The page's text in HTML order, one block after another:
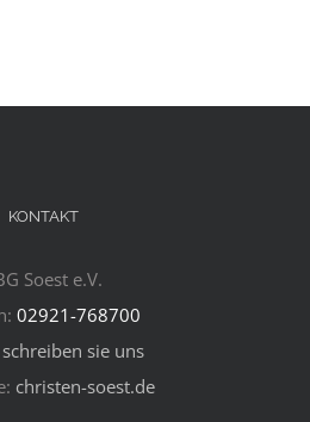
KONTAKT
Soest e.V.
02921-768700
schreiben sie uns
christen-soest.de